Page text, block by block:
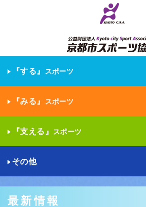
『する』 スポーツ
『みる』 スポーツ
『支える』 スポーツ
その他
最新情報